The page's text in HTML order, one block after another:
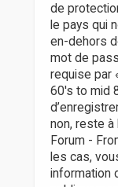
de
le pays qui
en-dehors
mot de
requise par
60's to mid
non, reste à
Forum -
les cas,
information